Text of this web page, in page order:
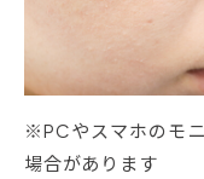
※PCやスマホのモ
場合があります